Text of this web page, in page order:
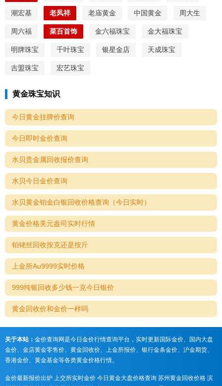
潮宏基 老凤祥 老庙黄金 中国黄金 周大生
周六福 菜百首饰 金六福珠宝 金大福珠宝
明牌珠宝 千叶珠宝 银星金店 天成珠宝
吉盟珠宝 宏艺珠宝
黄金珠宝知识
今日黄金挂牌价查询
今日即时金价查询
水贝贵金属回收报价查询
水贝今日金价查询
水贝黄金铂金白银回收价格查询（今日实时）
黄金价格美元盎司实时行情
铂铑丝回收按克还是按斤
上金所Au9999实时价格
999纯银回收多少钱一克今日银价
黄金回收价和金价一样吗
关于本站： 金价查询网是今日金价行情查询平台，实时更新国际金价、国内大盘
金价、金店黄金零售价、黄金回收价、上金所报价、银行金条金价、沪金期货、
香港金价、黄金基金等各类黄金价格行情。
金价最新报价出炉 上交所实时金价 今日黄金大盘价格查询 苏州黄金回收价格 滨